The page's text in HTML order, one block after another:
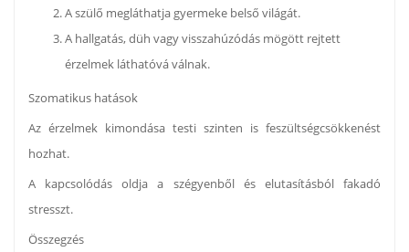
A szülő megláthatja gyermeke belső világát.
A hallgatás, düh vagy visszahúzódás mögött rejtett
érzelmek láthatóvá válnak.
Szomatikus hatások
Az érzelmek kimondása testi szinten is feszültségcsökkenést
hozhat.
A kapcsolódás oldja a szégyenből és elutasításból fakadó
stresszt.
Összegzés